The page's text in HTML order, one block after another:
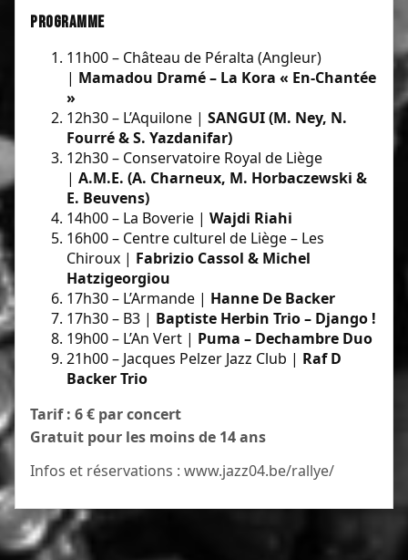
Programme
11h00 – Château de Péralta (Angleur)
| Mamadou Dramé – La Kora « En-Chantée
»
12h30 – L’Aquilone | SANGUI (M. Ney, N.
Fourré & S. Yazdanifar)
12h30 – Conservatoire Royal de Liège
| A.M.E. (A. Charneux, M. Horbaczewski &
E. Beuvens)
14h00 – La Boverie | Wajdi Riahi
16h00 – Centre culturel de Liège – Les
Chiroux | Fabrizio Cassol & Michel
Hatzigeorgiou
17h30 – L’Armande | Hanne De Backer
17h30 – B3 | Baptiste Herbin Trio – Django !
19h00 – L’An Vert | Puma – Dechambre Duo
21h00 – Jacques Pelzer Jazz Club | Raf D
Backer Trio
Tarif : 6 € par concert
Gratuit pour les moins de 14 ans
Infos et réservations : www.jazz04.be/rallye/